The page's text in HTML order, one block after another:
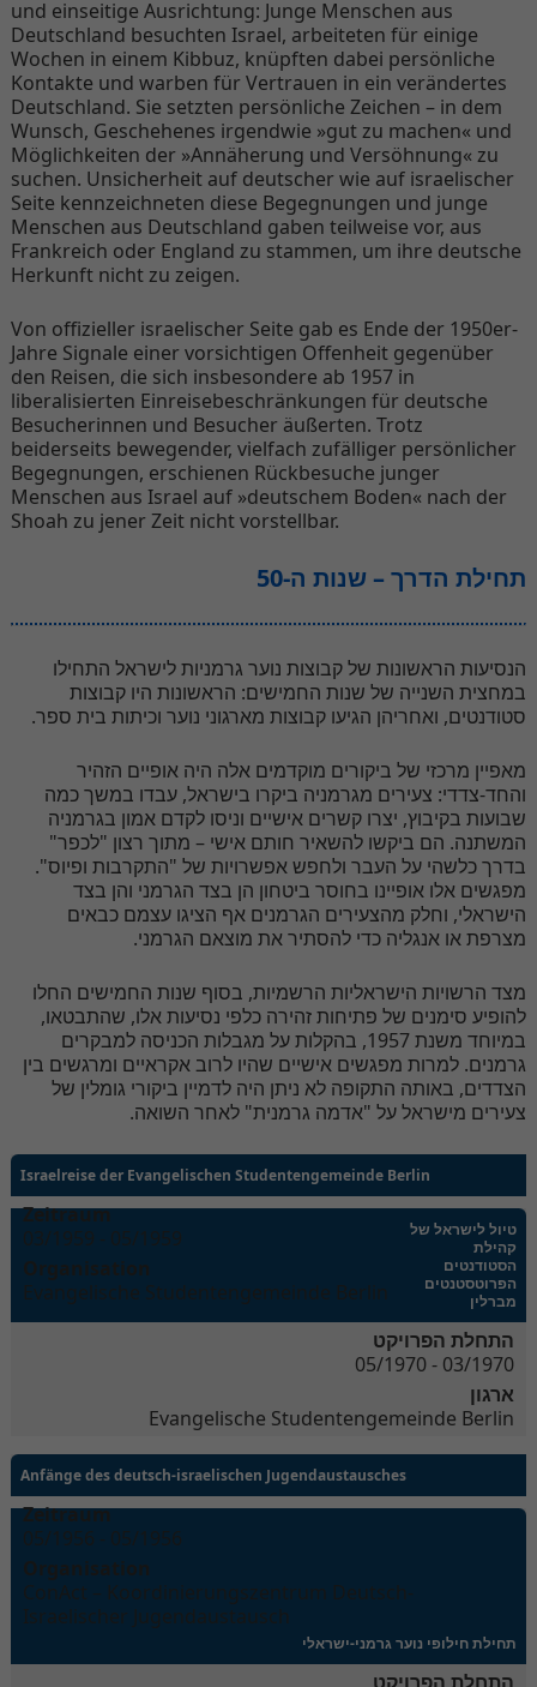
und einseitige Ausrichtung: Junge Menschen aus
Deutschland besuchten Israel, arbeiteten für einige
Wochen in einem Kibbuz, knüpften dabei persönliche
Kontakte und warben für Vertrauen in ein verändertes
Deutschland. Sie setzten persönliche Zeichen – in dem
Wunsch, Geschehenes irgendwie »gut zu machen« und
Möglichkeiten der »Annäherung und Versöhnung« zu
suchen. Unsicherheit auf deutscher wie auf israelischer
Seite kennzeichneten diese Begegnungen und junge
Menschen aus Deutschland gaben teilweise vor, aus
Frankreich oder England zu stammen, um ihre deutsche
Herkunft nicht zu zeigen.
Von offizieller israelischer Seite gab es Ende der 1950er-
Jahre Signale einer vorsichtigen Offenheit gegenüber
den Reisen, die sich insbesondere ab 1957 in
liberalisierten Einreisebeschränkungen für deutsche
Besucherinnen und Besucher äußerten. Trotz
beiderseits bewegender, vielfach zufälliger persönlicher
Begegnungen, erschienen Rückbesuche junger
Menschen aus Israel auf »deutschem Boden« nach der
Shoah zu jener Zeit nicht vorstellbar.
תחילת הדרך – שנות ה-50
הנסיעות הראשונות של קבוצות נוער גרמניות לישראל התחילו
במחצית השנייה של שנות החמישים: הראשונות היו קבוצות
סטודנטים, ואחריהן הגיעו קבוצות מארגוני נוער וכיתות בית ספר.
מאפיין מרכזי של ביקורים מוקדמים אלה היה אופיים הזהיר
והחד-צדדי: צעירים מגרמניה ביקרו בישראל, עבדו במשך כמה
שבועות בקיבוץ, יצרו קשרים אישיים וניסו לקדם אמון בגרמניה
המשתנה. הם ביקשו להשאיר חותם אישי – מתוך רצון "לכפר"
בדרך כלשהי על העבר ולחפש אפשרויות של "התקרבות ופיוס".
מפגשים אלו אופיינו בחוסר ביטחון הן בצד הגרמני והן בצד
הישראלי, וחלק מהצעירים הגרמנים אף הציגו עצמם כבאים
מצרפת או אנגליה כדי להסתיר את מוצאם הגרמני.
מצד הרשויות הישראליות הרשמיות, בסוף שנות החמישים החלו
להופיע סימנים של פתיחות זהירה כלפי נסיעות אלו, שהתבטאו,
במיוחד משנת 1957, בהקלות על מגבלות הכניסה למבקרים
גרמנים. למרות מפגשים אישיים שהיו לרוב אקראיים ומרגשים בין
הצדדים, באותה התקופה לא ניתן היה לדמיין ביקורי גומלין של
צעירים מישראל על "אדמה גרמנית" לאחר השואה.
Israelreise der Evangelischen Studentengemeinde Berlin
Zeitraum
03/1959 - 05/1959
Organisation
Evangelische Studentengemeinde Berlin
טיול לישראל של
קהילת
הסטודנטים
הפרוטסטנטים
מברלין
התחלת הפרויקט
03/1970 - 05/1970
ארגון
Evangelische Studentengemeinde Berlin
Anfänge des deutsch-israelischen Jugendaustausches
Zeitraum
05/1956 - 05/1956
Organisation
ConAct – Koordinierungszentrum Deutsch-
Israelischer Jugendaustausch
תחילת חילופי נוער גרמני-ישראלי